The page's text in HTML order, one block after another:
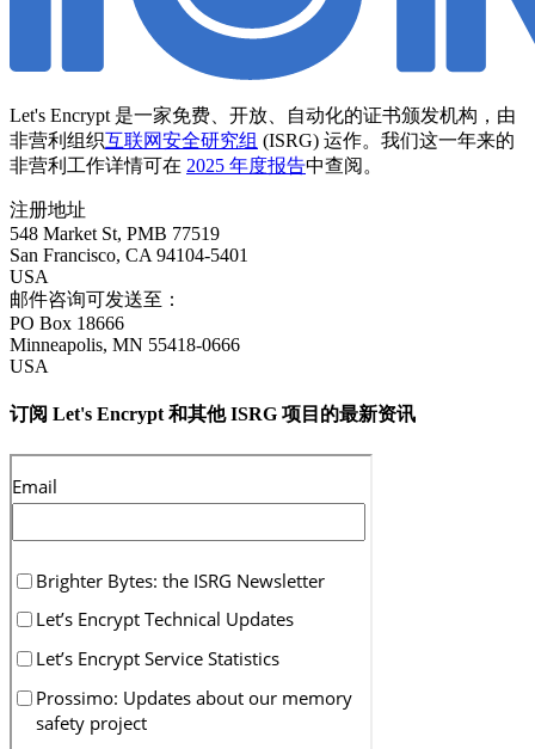
Let's Encrypt 是一家免费、开放、自动化的证书颁发机构，由
非营利组织互联网安全研究组 (ISRG) 运作。我们这一年来的
非营利工作详情可在 2025 年度报告中查阅。
注册地址
548 Market St, PMB 77519
San Francisco, CA 94104-5401
USA
邮件咨询可发送至：
PO Box 18666
Minneapolis, MN 55418-0666
USA
订阅 Let's Encrypt 和其他 ISRG 项目的最新资讯